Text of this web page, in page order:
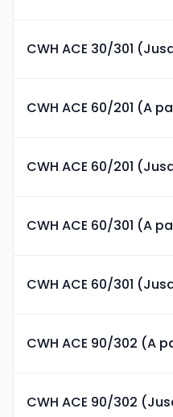
CWH ACE 30/301
CWH ACE 60/201 (A
CWH ACE 60/201
CWH ACE 60/301 (A
CWH ACE 60/301
CWH ACE 90/302 (A
CWH ACE 90/302